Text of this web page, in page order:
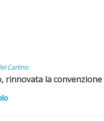
Carlino
rinnovata la convenzione